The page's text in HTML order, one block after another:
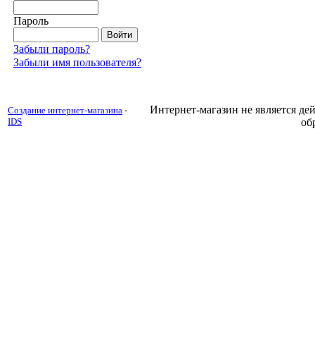
Пароль
Забыли пароль?
Забыли имя пользователя?
Создание интернет-магазина -
IDS
Интернет-магазин не является